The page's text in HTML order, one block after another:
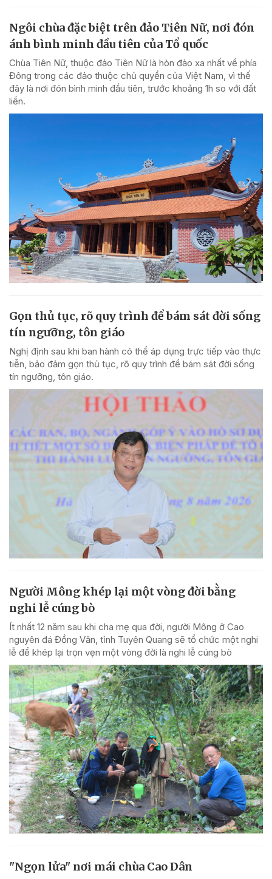
Ngôi chùa đặc biệt trên đảo Tiên Nữ, nơi đón
ánh bình minh đầu tiên của Tổ quốc
Chùa Tiên Nữ, thuộc đảo Tiên Nữ là hòn đảo xa nhất về phía
Đông trong các đảo thuộc chủ quyền của Việt Nam, vì thế
đây là nơi đón bình minh đầu tiên, trước khoảng 1h so với đất
liền.
Gọn thủ tục, rõ quy trình để bám sát đời sống
tín ngưỡng, tôn giáo
Nghị định sau khi ban hành có thể áp dụng trực tiếp vào thực
tiễn, bảo đảm gọn thủ tục, rõ quy trình để bám sát đời sống
tín ngưỡng, tôn giáo.
Người Mông khép lại một vòng đời bằng
nghi lễ cúng bò
Ít nhất 12 năm sau khi cha mẹ qua đời, người Mông ở Cao
nguyên đá Đồng Văn, tỉnh Tuyên Quang sẽ tổ chức một nghi
lễ để khép lại trọn vẹn một vòng đời là nghi lễ cúng bò
"Ngọn lửa" nơi mái chùa Cao Dân